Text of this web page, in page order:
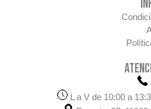
L a V de 10:00 a